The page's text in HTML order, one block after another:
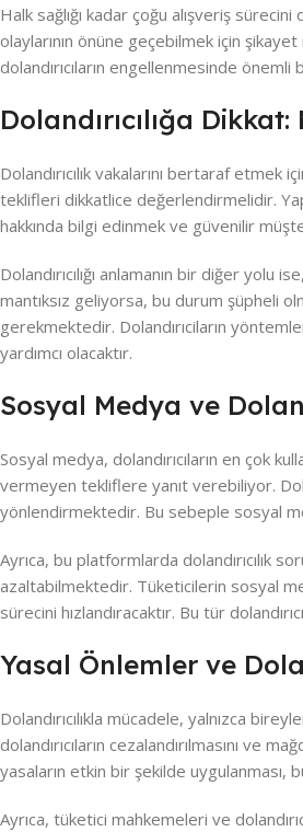
Halk sağlığı kadar çoğu alışveriş
olaylarının önüne geçebilmek için
dolandırıcıların engellenmesinde önemli
Dolandırıcılığa
Dolandırıcılık vakalarını bertaraf etmek
teklifleri dikkatlice değerlendirmelidir.
hakkında bilgi edinmek ve güvenilir
Dolandırıcılığı anlamanın bir diğer yolu
mantıksız geliyorsa, bu durum şüpheli
gerekmektedir. Dolandırıciların
yardımcı olacaktır.
Sosyal Medya ve
Sosyal medya, dolandırıcıların en çok
vermeyen tekliflere yanıt verebiliyor.
yönlendirmektedir. Bu sebeple sosyal
Ayrıca, bu platformlarda dolandırıcılık
azaltabilmektedir. Tüketicilerin sosyal
sürecini hızlandıracaktır. Bu tür
Yasal Önlemler ve
Dolandırıcılıkla mücadele, yalnızca
dolandırıcıların cezalandırılmasını ve
yasaların etkin bir şekilde uygulanması,
Ayrıca, tüketici mahkemeleri ve